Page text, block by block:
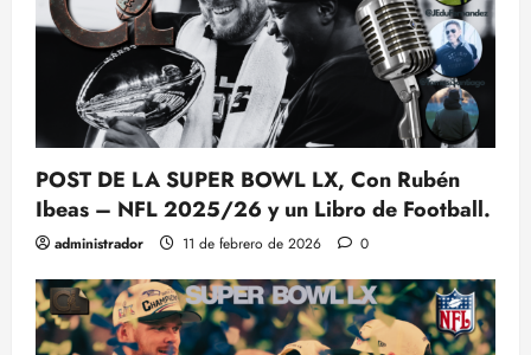
POST DE LA SUPER BOWL LX, Con Rubén
Ibeas – NFL 2025/26 y un Libro de Football.
administrador 11 de febrero de 2026 0